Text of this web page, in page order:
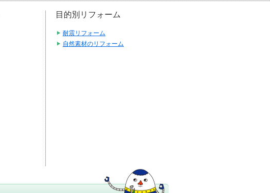
目的別リフォーム
耐震リフォーム
自然素材のリフォーム